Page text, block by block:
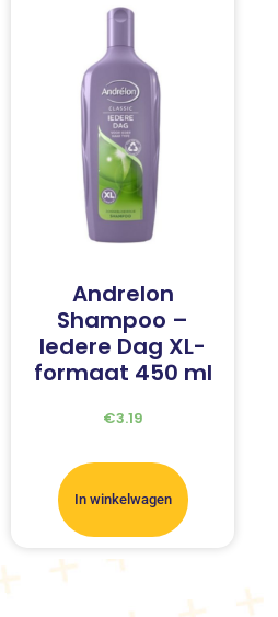
Andrelon
Shampoo –
Iedere Dag XL-
formaat 450 ml
€3.19
In winkelwagen